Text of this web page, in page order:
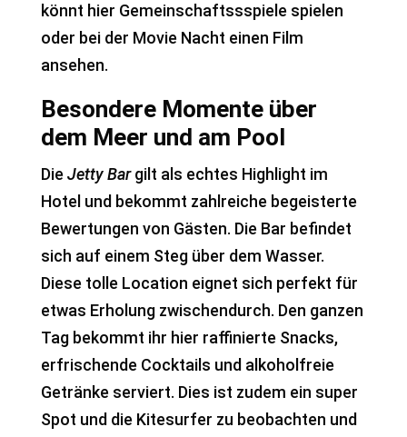
könnt hier Gemeinschaftssspiele spielen
oder bei der Movie Nacht einen Film
ansehen.
Besondere Momente über
dem Meer und am Pool
DieJetty Bargilt als echtes Highlight im
Hotel und bekommt zahlreiche begeisterte
Bewertungen von Gästen. Die Bar befindet
sich auf einem Steg über dem Wasser.
Diese tolle Location eignet sich perfekt für
etwas Erholung zwischendurch. Den ganzen
Tag bekommt ihr hier raffinierte Snacks,
erfrischende Cocktails und alkoholfreie
Getränke serviert. Dies ist zudem ein super
Spot und die Kitesurfer zu beobachten und